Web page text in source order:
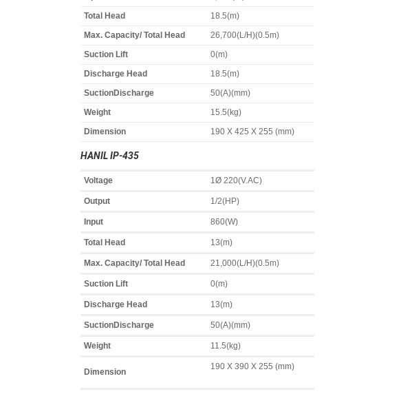
Total Head
18.5(m)
Max. Capacity/ Total Head
26,700(L/H)(0.5m)
Suction Lift
0(m)
Discharge Head
18.5(m)
SuctionDischarge
50(A)(mm)
Weight
15.5(kg)
Dimension
190 X 425 X 255 (mm)
HANIL IP-435
Voltage 1Ø 220(V.AC)
Output 1/2(HP)
Input 860(W)
Total Head 13(m)
Max. Capacity/ Total Head 21,000(L/H)(0.5m)
Suction Lift 0(m)
Discharge Head 13(m)
SuctionDischarge 50(A)(mm)
Weight 11.5(kg)
Dimension
190 X 390 X 255 (mm)